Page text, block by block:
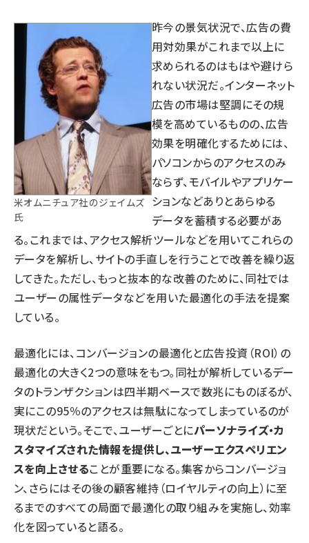
米オムニチュア社のジェイムズ
氏
昨今の景気状況で、広告の費
用対効果がこれまで以上に
求められるのはもはや避けら
れない状況だ。インターネット
広告の市場は堅調にその規
模を高めているものの、広告
効果を明確化するためには、
パソコンからのアクセスのみ
ならず、モバイルやアプリケー
ションなどありとあらゆる
データを蓄積する必要があ
る。これまでは、アクセス解析ツールなどを用いてこれらの
データを解析し、サイトの手直しを行うことで改善を繰り返
してきた。ただし、もっと抜本的な改善のために、同社では
ユーザーの属性データなどを用いた最適化の手法を提案
している。
最適化には、コンバージョンの最適化と広告投資（ROI）の
最適化の大きく2つの意味をもつ。同社が解析しているデー
タのトランザクションは四半期ベースで数兆にものぼるが、
実にこの95％のアクセスは無駄になってしまっているのが
現状だという。そこで、ユーザーごとにパーソナライズ・カ
スタマイズされた情報を提供し、ユーザーエクスペリエン
スを向上させることが重要になる。集客からコンバージョ
ン、さらにはその後の顧客維持（ロイヤルティの向上）に至
るまでのすべての局面で最適化の取り組みを実施し、効率
化を図っていると語る。